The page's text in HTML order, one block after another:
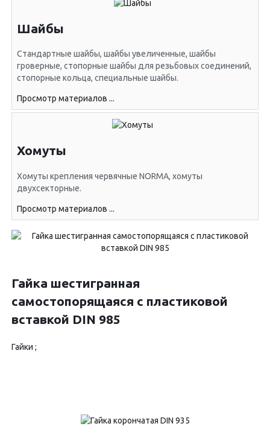
Шайбы
Стандартные шайбы, шайбы увеличенные, шайбы
гроверные, стопорные шайбы для резьбовых соединений,
стопорные кольца, специальные шайбы.
Просмотр материалов ...
Хомуты
Хомуты крепления червячные NORMA, хомуты
двухсекторные.
Просмотр материалов ...
Гайка шестигранная
самостопорящаяся с пластиковой
вставкой DIN 985
Гайки ;